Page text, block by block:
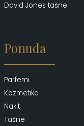
David Jones tašne
Ponuda
Parfemi
Kozmetika
Nakit
Tašne